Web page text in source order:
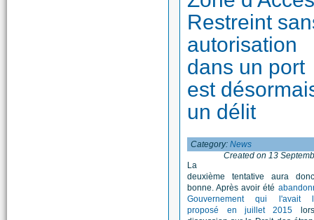
Restreint
autorisation
dans un port
est
un délit
Category:News
Created on 13
La
deuxième tentative aura
bonne. Après avoir été
Gouvernement qui l'avait
proposé en juillet 2015